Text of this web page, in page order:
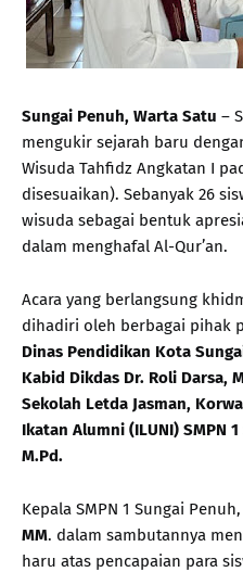
Sungai Penuh, Warta Satu –
mengukir sejarah baru
Wisuda Tahfidz Angkatan I
disesuaikan). Sebanyak 26
wisuda sebagai bentuk
dalam menghafal Al-Qur’an.
Acara yang berlangsung
dihadiri oleh berbagai pihak
Dinas Pendidikan Kota
Kabid Dikdas Dr. Roli Darsa,
Sekolah Letda Jasman,
Ikatan Alumni (ILUNI) SMPN
M.Pd.
Kepala SMPN 1 Sungai Penuh,
MM. dalam sambutannya
haru atas pencapaian para